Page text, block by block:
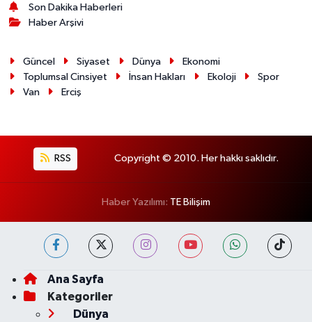
Son Dakika Haberleri
Haber Arşivi
Güncel Siyaset Dünya
Ekonomi
Toplumsal Cinsiyet
İnsan Hakları Ekoloji
Spor
Van
Erciş
RSS Copyright © 2010. Her hakkı saklıdır.
Haber Yazılımı: TE Bilişim
Ana Sayfa
Kategoriler
Dünya